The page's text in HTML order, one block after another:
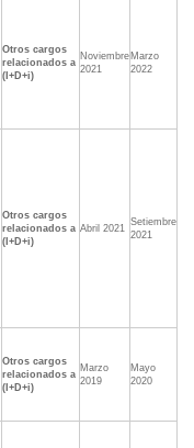
Otros cargos
relacionados a
(I+D+i)
Noviembre
2021
Marzo
2022
Otros cargos
relacionados a
(I+D+i)
Abril 2021
Setiembre
2021
Otros cargos
relacionados a
(I+D+i)
Marzo
2019
Mayo
2020